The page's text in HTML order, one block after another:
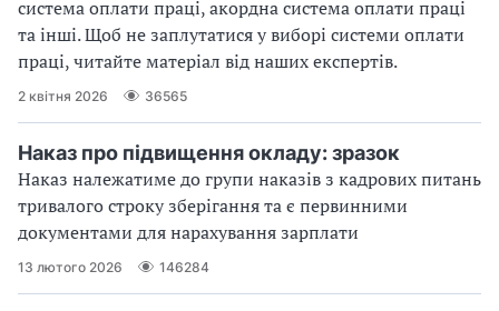
система оплати праці, акордна система оплати праці
та інші. Щоб не заплутатися у виборі системи оплати
праці, читайте матеріал від наших експертів.
2 квітня 2026 36565
Наказ про підвищення окладу: зразок
Наказ належатиме до групи наказів з кадрових питань
тривалого строку зберігання та є первинними
документами для нарахування зарплати
13 лютого 2026 146284